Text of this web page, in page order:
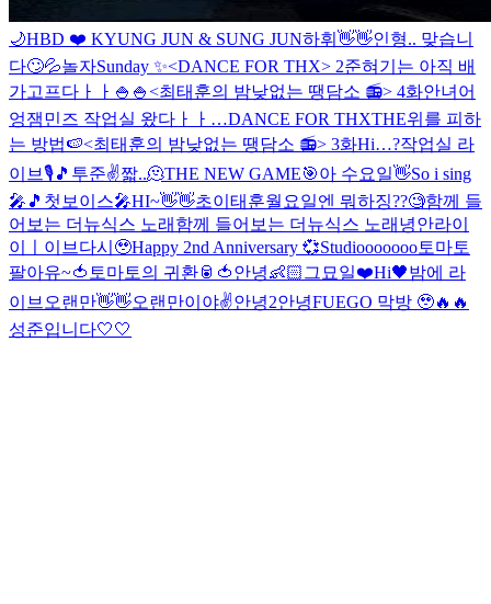
🌙HBD ❤️ KYUNG JUN & SUNG JUN하휘👋👋인형.. 맞습니
다🙄💦놀자Sunday ✨<DANCE FOR THX> 2준혀기는 아직 배
가고프다ㅏㅏ🍚🍚<최태훈의 밤낮없는 땡담소 📻> 4화안녀어
엉잼민즈 작업실 왔다ㅏㅏ…DANCE FOR THXTHE위를 피하
는 방법🍉<최태훈의 밤낮없는 땡담소 📻> 3화Hi…?작업실 라
이브🎙🎵 투준✌️짧..🫠THE NEW GAME🎯아 수요일👋So i sing
🎤🎵 첫보이스🎤HI~👋👋초이태훈월요일엔 뭐하징??🧐함께 들
어보는 더뉴식스 노래 함께 들어보는 더뉴식스 노래 녕안라이
이ㅣ이브 다시🥹Happy 2nd Anniversary 💞Studiooooooo토마토
팔아유~🍅 토마토의 귀환🥫🍅안녕👶🏻 그묘일❤️Hi🖤밤에 라
이브 오랜만👋👋오랜만이야✌️안녕2안녕FUEGO 막방 🥹🔥🔥
성준입니다🤍🤍